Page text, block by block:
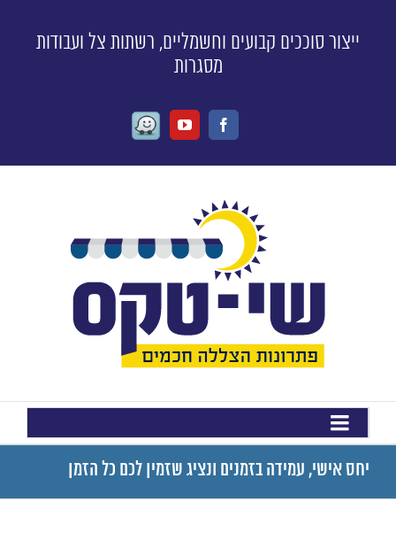
ייצור סוככים קבועים וחשמליים, רשתות צל ועבודות
מסגרות
Facebook
Youtube
Waze
יחס אישי, עמידה בזמנים ונציג שזמין לכם כל הזמן